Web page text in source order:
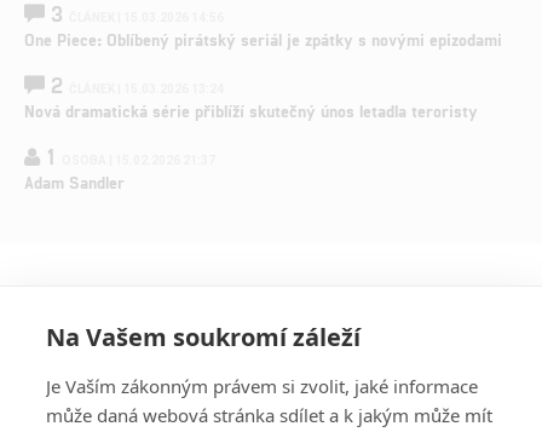
3
One Piece: Oblíbený pirátský seriál je zpátky s novými epizodami
2
Nová dramatická série přiblíží skutečný únos letadla teroristy
1
Adam Sandler
Na Vašem soukromí záleží
Je Vaším zákonným právem si zvolit, jaké informace
může daná webová stránka sdílet a k jakým může mít